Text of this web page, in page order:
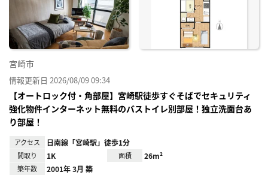
宮崎市
情報更新日 2026/08/09 09:34
【オートロック付・角部屋】宮崎駅徒歩すぐそばでセキュリティ
強化物件インターネット無料のバストイレ別部屋！独立洗面台あ
り部屋！
アクセス 日南線「宮崎駅」徒歩1分
間取り 1K 面積 26m²
築年数 2001年 3月 築